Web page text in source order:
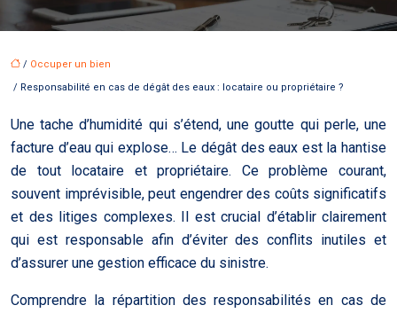
/ Occuper un bien
/ Responsabilité en cas de dégât des eaux : locataire ou propriétaire ?
Une tache d’humidité qui s’étend, une goutte qui perle, une
facture d’eau qui explose… Le dégât des eaux est la hantise
de tout locataire et propriétaire. Ce problème courant,
souvent imprévisible, peut engendrer des coûts significatifs
et des litiges complexes. Il est crucial d’établir clairement
qui est responsable afin d’éviter des conflits inutiles et
d’assurer une gestion efficace du sinistre.
Comprendre la répartition des responsabilités en cas de